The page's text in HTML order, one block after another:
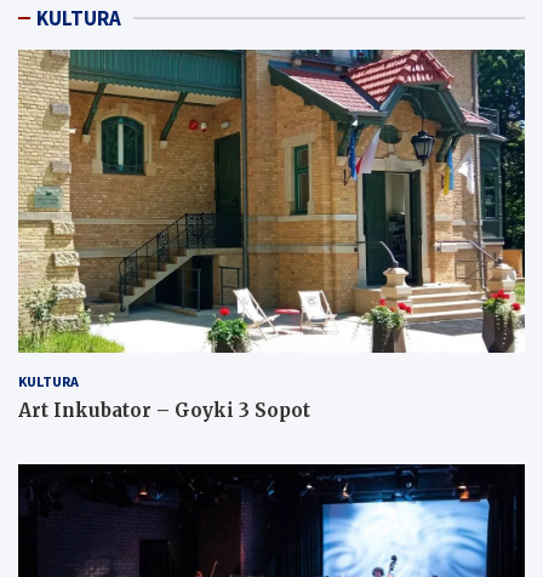
KULTURA
KULTURA
Art Inkubator – Goyki 3 Sopot